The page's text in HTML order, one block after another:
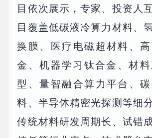
目依次展示，专家、投资人
目覆盖低碳液冷算力材料、
换膜、医疗电磁超材料、
金、机器学习钛合金、材
型、量智融合算力平台、
料、半导体精密光探测等细
传统材料研发周期长、试错